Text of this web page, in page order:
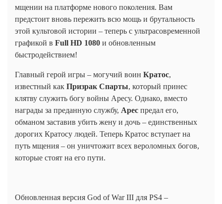
мщении на платформе нового поколения. Вам
предстоит вновь пережить всю мощь и брутальность
этой культовой истории – теперь с ультрасовременной
графикой в Full HD 1080 и обновленным
быстродействием!
Главный герой игры – могучий воин Кратос,
известный как Призрак Спарты, который принес
клятву служить богу войны Аресу. Однако, вместо
награды за преданную службу, Арес предал его,
обманом заставив убить жену и дочь – единственных
дорогих Кратосу людей. Теперь Кратос вступает на
путь мщения – он уничтожит всех вероломных богов,
которые стоят на его пути.
Обновленная версия God of War III для PS4 –